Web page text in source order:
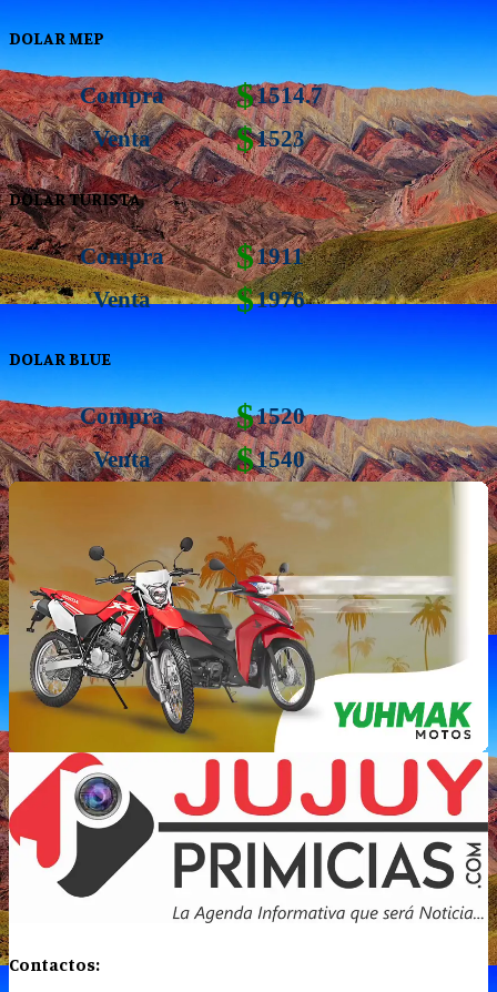
DOLAR MEP
Compra $1514.7
Venta
$1523
DOLAR TURISTA
Compra $1911
Venta
$1976
DOLAR BLUE
Compra $1520
Venta
$1540
Contactos: